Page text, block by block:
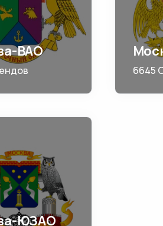
ВАО
6645
ЮЗАО